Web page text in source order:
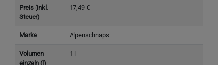
Preis (inkl.
Steuer)
17,49 €
Marke Alpenschnaps
Volumen
einzeln (l)
1 l